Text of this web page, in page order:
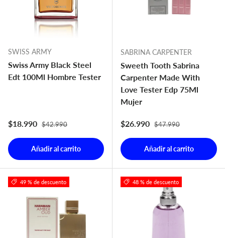
SWISS ARMY
Swiss Army Black Steel
Edt 100Ml Hombre Tester
Precio de venta
$18.990 Precio normal
$42.990
Añadir al carrito
SABRINA CARPENTER
Sweeth Tooth Sabrina
Carpenter Made With
Love Tester Edp 75Ml
Mujer
Precio de venta
$26.990 Precio normal
$47.990
Añadir al carrito
49 % de descuento 48 % de descuento